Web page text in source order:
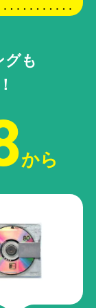
グも
から